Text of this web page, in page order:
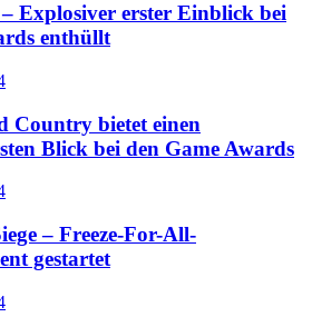
Explosiver erster Einblick bei
enthüllt
Country bietet einen
Blick bei den Game Awards
– Freeze-For-All-
gestartet